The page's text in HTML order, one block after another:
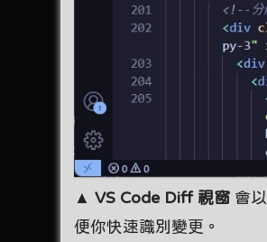
▲VS Code Diff 視窗 會以
便你快速識別變更。